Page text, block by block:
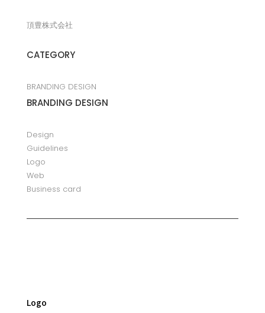
頂豊株式会社
CATEGORY
BRANDING DESIGN
BRANDING DESIGN
Design
Guidelines
Logo
Web
Business card
Logo